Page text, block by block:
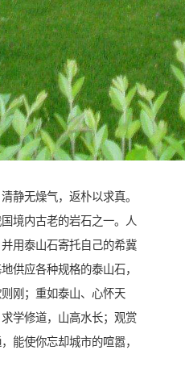
静无燥气，返朴以求真。
境内古老的岩石之一。人
用泰山石寄托自己的希冀
供应各种规格的泰山石，
刚；重如泰山、心怀天
学修道，山高水长；观赏
能使你忘却城市的喧嚣，